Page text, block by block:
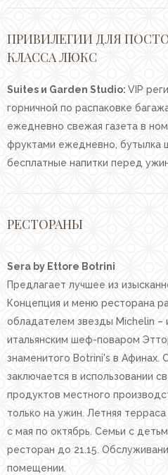
ПРИВИЛЕГИИ ДЛЯ
КЛАССА ЛЮКС
Suites и Garden Studio: VIP
горничной по распаковке
ежедневно свежая газета в
фруктами ежедневно, бутылка
бесплатные напитки перед
РЕСТОРАНЫ
Sera by Ettore Botrini
Предлагает лучшее из
Концепция и меню ресторана
обладателем звезды Michelin –
итальянским шеф-поваром
знаменитого Botrini's в Афинах.
заключается в использовании
продуктов местного
только на ужин. Летняя
с мая по октябрь. Семьи с
ресторан до 21.15.
помещении.